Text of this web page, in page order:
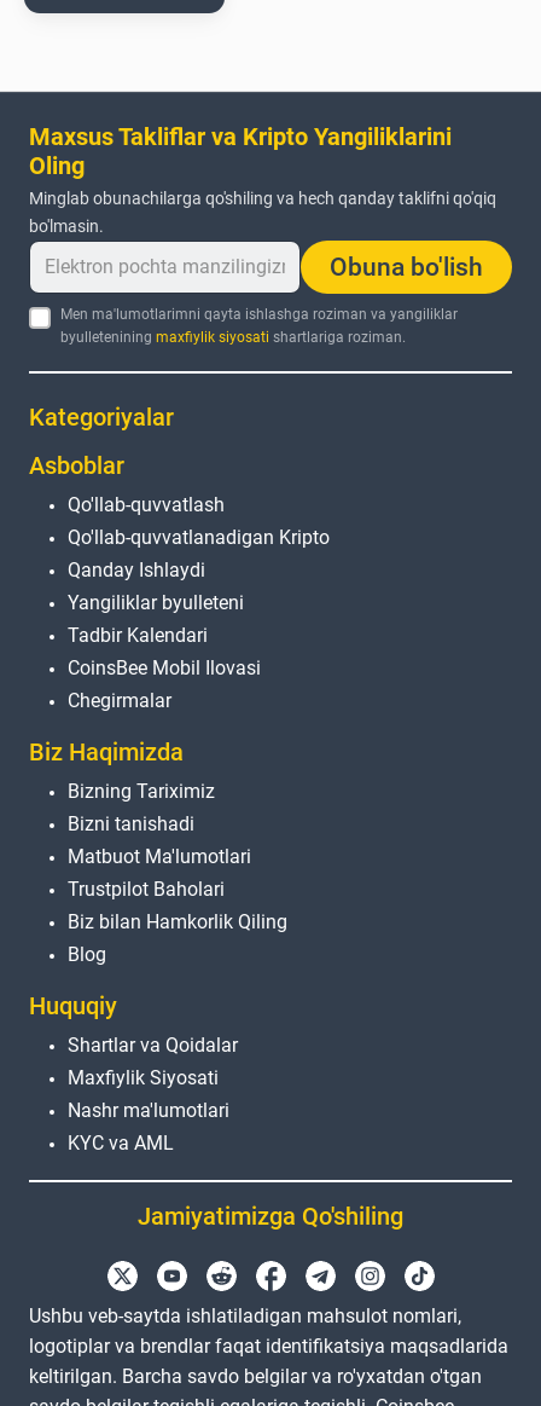
Maxsus Takliflar va Kripto Yangiliklarini
Oling
Minglab obunachilarga qo'shiling va hech qanday taklifni qo'qiq
bo'lmasin.
Obuna bo'lish
Men ma'lumotlarimni qayta ishlashga roziman va yangiliklar
byulleteniningmaxfiylik siyosati shartlariga roziman.
Kategoriyalar
Asboblar
Qo'llab-quvvatlash
Qo'llab-quvvatlanadigan Kripto
Qanday Ishlaydi
Yangiliklar byulleteni
Tadbir Kalendari
CoinsBee Mobil Ilovasi
Chegirmalar
Biz Haqimizda
Bizning Tariximiz
Bizni tanishadi
Matbuot Ma'lumotlari
Trustpilot Baholari
Biz bilan Hamkorlik Qiling
Blog
Huquqiy
Shartlar va Qoidalar
Maxfiylik Siyosati
Nashr ma'lumotlari
KYC va AML
Jamiyatimizga Qo'shiling
Ushbu veb-saytda ishlatiladigan mahsulot nomlari,
logotiplar va brendlar faqat identifikatsiya maqsadlarida
keltirilgan. Barcha savdo belgilar va ro'yxatdan o'tgan